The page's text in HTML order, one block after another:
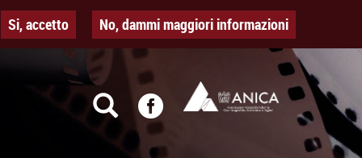
Si, accetto No, dammi maggiori informazioni